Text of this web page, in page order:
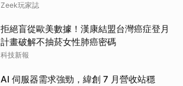
Zeek玩家誌
拒絕盲從歐美數據！漢康結盟台灣癌症登月
計畫破解不抽菸女性肺癌密碼
科技新報
AI 伺服器需求強勁，緯創 7 月營收站穩